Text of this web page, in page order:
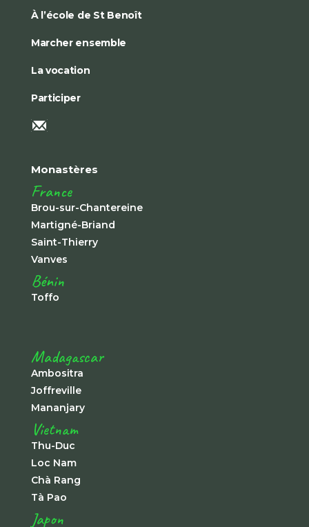
À l’école de St Benoît
Marcher ensemble
La vocation
Participer
Monastères
France
Brou-sur-Chantereine
Martigné-Briand
Saint-Thierry
Vanves
Bénin
Toffo
Madagascar
Ambositra
Joffreville
Mananjary
Vietnam
Thu-Duc
Loc Nam
Chà Rang
Tà Pao
Japon